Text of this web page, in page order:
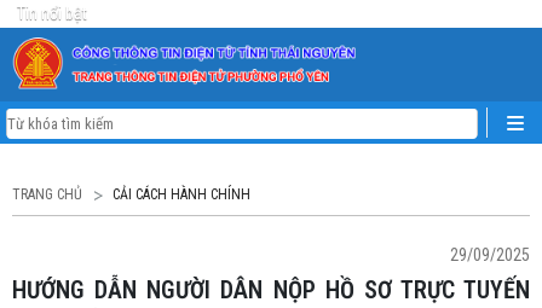
Tin nổi bật
TRANG CHỦ CẢI CÁCH HÀNH CHÍNH
29/09/2025
HƯỚNG DẪN NGƯỜI DÂN NỘP HỒ SƠ TRỰC TUYẾN